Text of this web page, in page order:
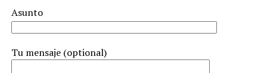
Asunto
Tu mensaje (optional)